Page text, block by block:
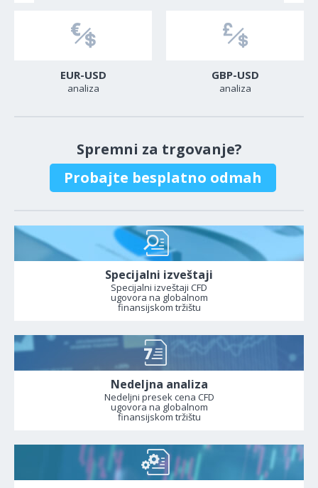
EUR-USD
analiza
GBP-USD
analiza
Spremni za trgovanje?
Probajte besplatno odmah
Specijalni izveštaji
Specijalni izveštaji CFD
ugovora na globalnom
finansijskom tržištu
Nedeljna analiza
Nedeljni presek cena CFD
ugovora na globalnom
finansijskom tržištu